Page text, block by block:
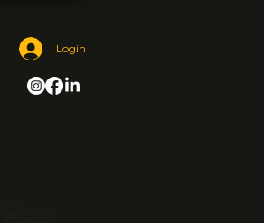
Login